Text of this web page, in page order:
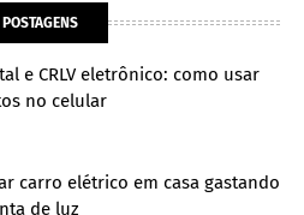
e CRLV eletrônico: como usar
no celular
carro elétrico em casa gastando
de luz